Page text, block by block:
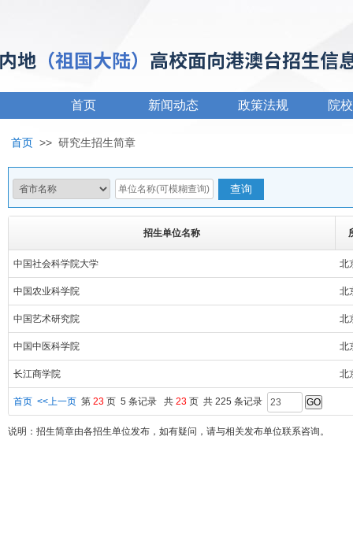
首页 新闻动态 政策法规 院
首页 >> 研究生招生简章
招生单位名称
中国社会科学院大学 北
中国农业科学院 北
中国艺术研究院 北
中国中医科学院 北
长江商学院 北
首页 <<上一页 第 23 页 5 条记录 共 23 页 共 225 条记录
说明：招生简章由各招生单位发布，如有疑问，请与相关发布单位联系咨询。